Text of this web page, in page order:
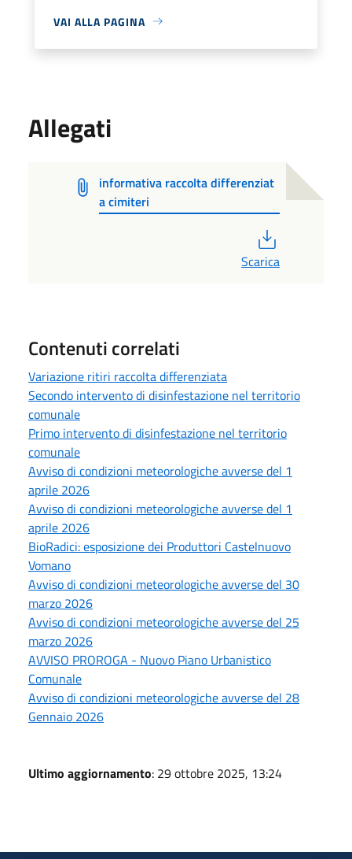
VAI ALLA PAGINA
Allegati
informativa raccolta differenziat
a cimiteri
Scarica
Contenuti correlati
Variazione ritiri raccolta differenziata
Secondo intervento di disinfestazione nel territorio
comunale
Primo intervento di disinfestazione nel territorio
comunale
Avviso di condizioni meteorologiche avverse del 1
aprile 2026
Avviso di condizioni meteorologiche avverse del 1
aprile 2026
BioRadici: esposizione dei Produttori Castelnuovo
Vomano
Avviso di condizioni meteorologiche avverse del 30
marzo 2026
Avviso di condizioni meteorologiche avverse del 25
marzo 2026
AVVISO PROROGA - Nuovo Piano Urbanistico
Comunale
Avviso di condizioni meteorologiche avverse del 28
Gennaio 2026
Ultimo aggiornamento: 29 ottobre 2025, 13:24